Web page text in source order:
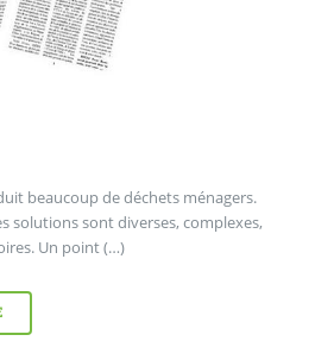
beaucoup de déchets ménagers.
solutions sont diverses, complexes,
Un point (…)